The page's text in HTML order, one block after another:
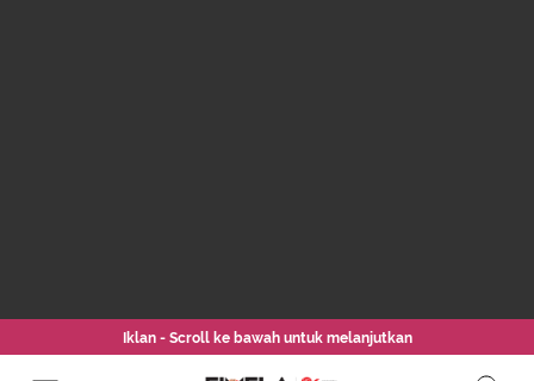
Iklan - Scroll ke bawah untuk melanjutkan